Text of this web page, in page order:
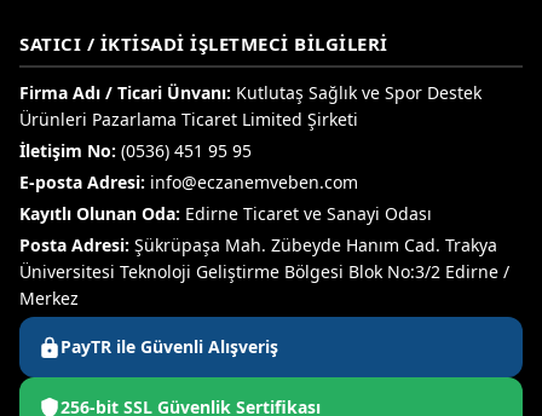
SATICI / İKTISADI İŞLETMECI BILGILERI
Firma Adı / Ticari Ünvanı: Kutlutaş Sağlık ve Spor Destek
Ürünleri Pazarlama Ticaret Limited Şirketi
İletişim No: (0536) 451 95 95
E-posta Adresi: info@eczanemveben.com
Kayıtlı Olunan Oda: Edirne Ticaret ve Sanayi Odası
Posta Adresi: Şükrüpaşa Mah. Zübeyde Hanım Cad. Trakya
Üniversitesi Teknoloji Geliştirme Bölgesi Blok No:3/2 Edirne /
Merkez
PayTR ile Güvenli Alışveriş
256-bit SSL Güvenlik Sertifikası